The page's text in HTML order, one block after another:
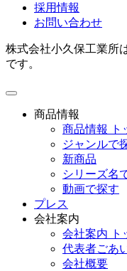
採用情報
お問い合わせ
株式会社小久保工業所
です。
toggle
navigation商品情報
商品情報 ト
ジャンルで
新商品
シリーズ名
動画で探す
プレス
会社案内
会社案内 ト
代表者ごあ
会社概要